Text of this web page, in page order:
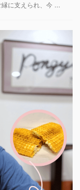
に支えられ、今 ...